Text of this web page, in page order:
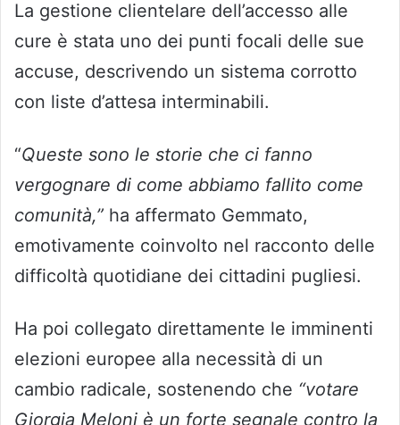
La gestione clientelare dell’accesso alle
cure è stata uno dei punti focali delle sue
accuse, descrivendo un sistema corrotto
con liste d’attesa interminabili.
“Queste sono le storie che ci fanno
vergognare di come abbiamo fallito come
comunità,” ha affermato Gemmato,
emotivamente coinvolto nel racconto delle
difficoltà quotidiane dei cittadini pugliesi.
Ha poi collegato direttamente le imminenti
elezioni europee alla necessità di un
cambio radicale, sostenendo che “votare
Giorgia Meloni è un forte segnale contro la